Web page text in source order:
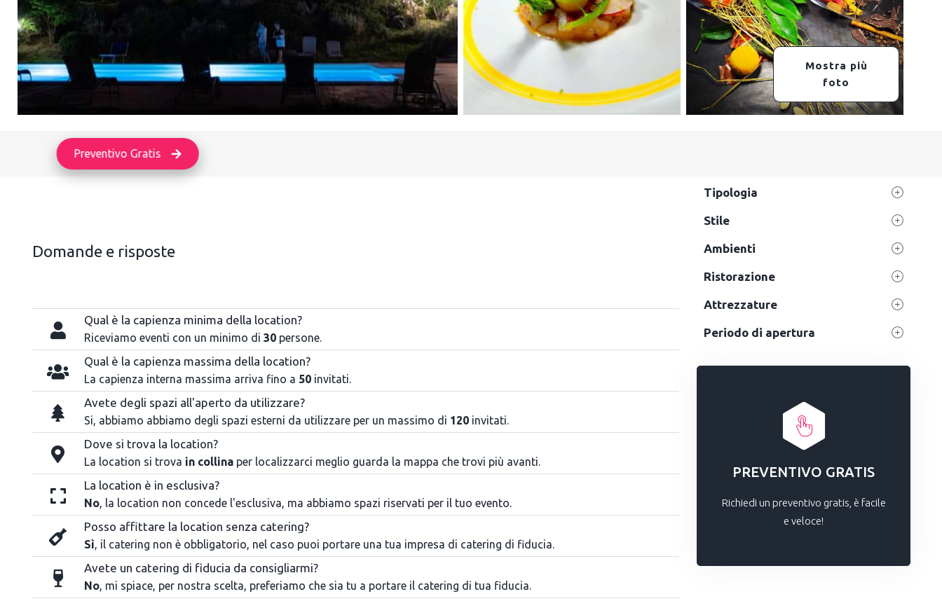
Mostra più
foto
Preventivo Gratis
Domande e risposte
Qual è la capienza minima della location?
Riceviamo eventi con un minimo di 30persone.
Qual è la capienza massima della location?
La capienza interna massima arriva fino a 50invitati.
Avete degli spazi all'aperto da utilizzare?
Si, abbiamo abbiamo degli spazi esterni da utilizzare per un massimo di 120invitati.
Dove si trova la location?
La location si trova in collinaper localizzarci meglio guarda la mappa che trovi più avanti.
La location è in esclusiva?
No, la location non concede l'esclusiva, ma abbiamo spazi riservati per il tuo evento.
Posso affittare la location senza catering?
Sì, il catering non è obbligatorio, nel caso puoi portare una tua impresa di catering di fiducia.
Avete un catering di fiducia da consigliarmi?
No, mi spiace, per nostra scelta, preferiamo che sia tu a portare il catering di tua fiducia.
Tipologia
Stile
Ambienti
Ristorazione
Attrezzature
Periodo di apertura
PREVENTIVO GRATIS
Richiedi un preventivo gratis, è facile
e veloce!